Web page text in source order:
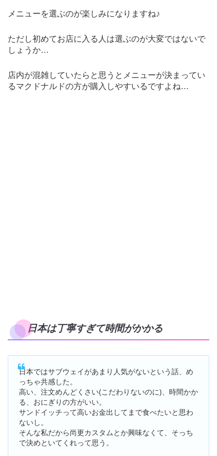
メニューを選ぶのが楽しみになりますね♪
ただし初めてお店に入る人は選ぶのが大変ではないで
しょうか…
店内が混雑していたらと思うとメニューが決まってい
るマクドナルドの方が購入しやすいるですよね…
日本は丁寧すぎて時間がかかる
日本ではサブウェイがあまり人気がないという話、め
っちゃ共感した。
高い、注文めんどくさい(こだわりないのに)、時間かか
る、おにぎりの方がいい。
サンドイッチって高いお金出してまで食べたいと思わ
ないし。
そんな私だから尚更カスタムとか興味なくて、そっち
で決めといてくれって思う。